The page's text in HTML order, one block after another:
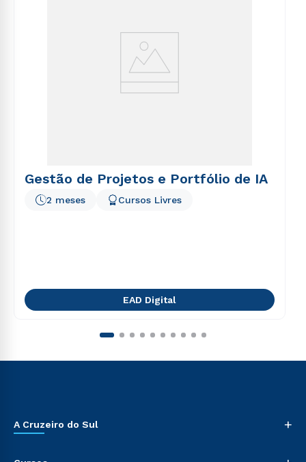
Gestão de Projetos e Portfólio de IA
2 meses Cursos Livres
EAD Digital
A Cruzeiro do Sul +